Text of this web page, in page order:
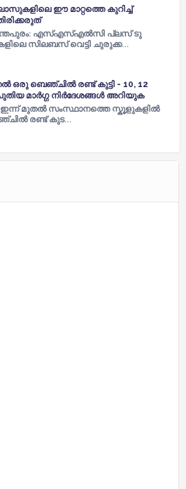
ഈ മാറ്റത്തെ കുറിച്ച്
എസ്എസ്എൽസി പ്ലസ് ടു
സിലബസ് വെട്ടി ചുരുക്ക…
ഒരു ബെഞ്ചിൽ രണ്ട് കുട്ടി - 10, 12
മാർഗ്ഗ നിർദേശങ്ങൾ അറിയുക
: ഇന്ന് മുതൽ സംസ്ഥാനത്തെ സ്കൂളുകളിൽ
രണ്ട് കുട…